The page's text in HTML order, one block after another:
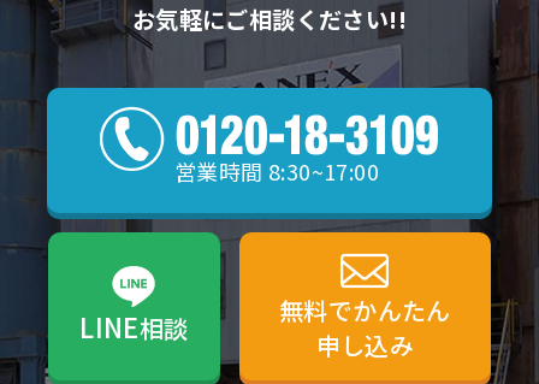
お気軽にご相談ください!!
営業時間 8:30~17:00
LINE相談
無料でかんたん
申し込み